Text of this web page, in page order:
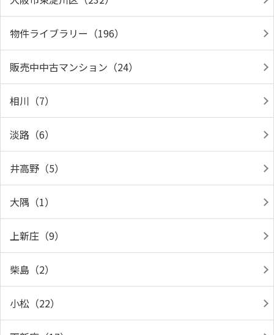
物件ライブラリー（196）
販売中中古マンション（24）
相川（7）
淡路（6）
井高野（5）
大隅（1）
上新庄（9）
柴島（2）
小松（22）